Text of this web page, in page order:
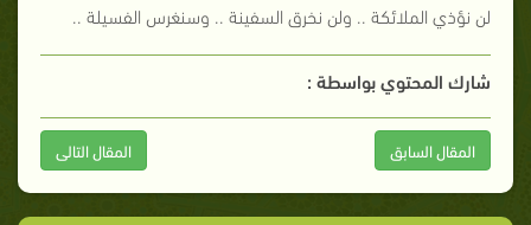
لن نؤذي الملائكة .. ولن نخرق السفينة .. وسنغرس الفسيلة ..
شارك المحتوي بواسطة :
المقال السابق المقال التالى